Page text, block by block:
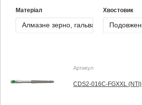
Матеріал Хвостовик
Артикул
CDS2-016C-FGXXL (NTI)